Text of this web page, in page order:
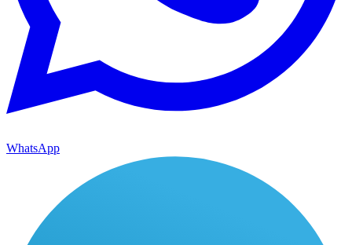
WhatsApp